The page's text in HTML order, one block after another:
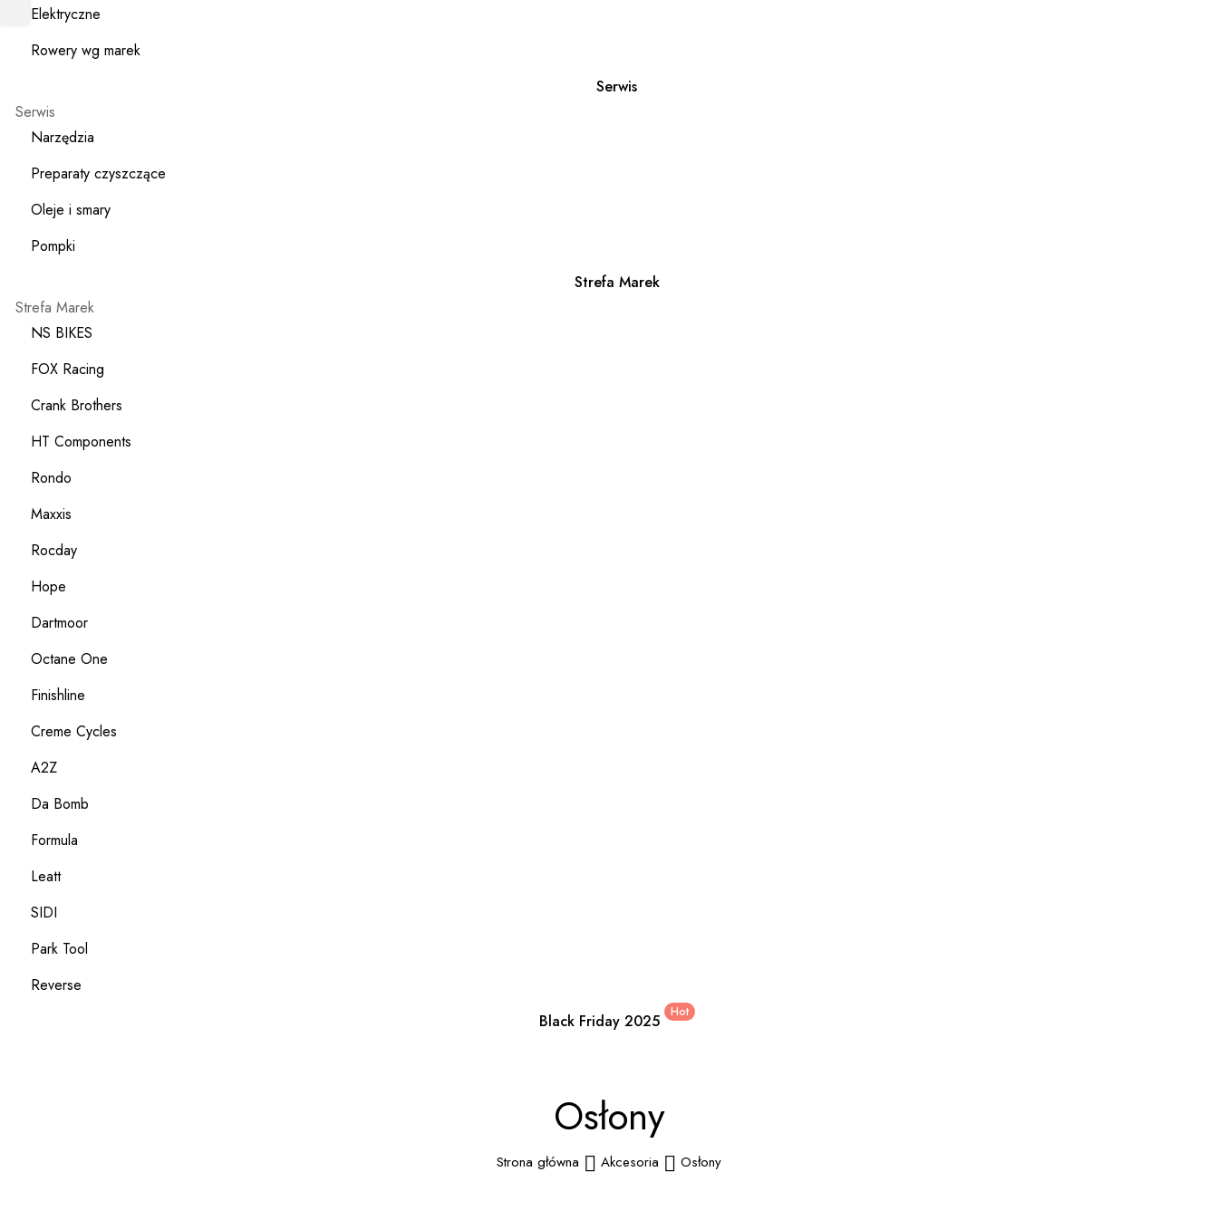
Elektryczne
Rowery wg marek
Serwis
Serwis
Narzędzia
Preparaty czyszczące
Oleje i smary
Pompki
Strefa Marek
Strefa Marek
NS BIKES
FOX Racing
Crank Brothers
HT Components
Rondo
Maxxis
Rocday
Hope
Dartmoor
Octane One
Finishline
Creme Cycles
A2Z
Da Bomb
Formula
Leatt
SIDI
Park Tool
Reverse
Black Friday 2025
Hot
Osłony
Strona główna Akcesoria Osłony